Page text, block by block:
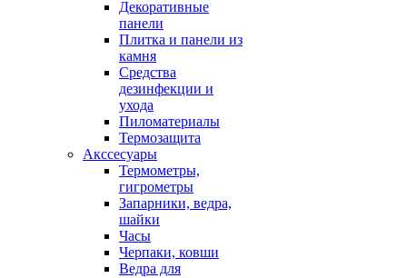
Декоративные
панели
Плитка и панели из
камня
Средства
дезинфекции и
ухода
Пиломатериалы
Термозащита
Аксcесуары
Термометры,
гигрометры
Запарники, ведра,
шайки
Часы
Черпаки, ковши
Ведра для